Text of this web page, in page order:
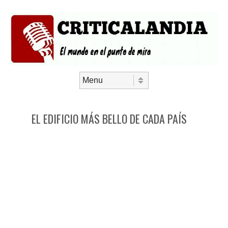
EL EDIFICIO MÁS BELLO DE CADA PAÍS